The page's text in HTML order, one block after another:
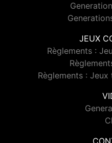
JEUX
Règlements :
Règlements :